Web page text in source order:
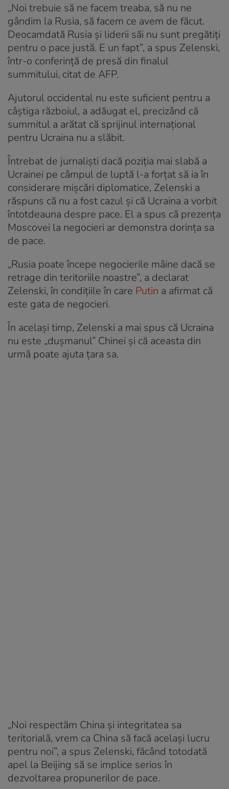
„Noi trebuie să ne facem treaba, să nu ne
gândim la Rusia, să facem ce avem de făcut.
Deocamdată Rusia şi liderii săi nu sunt pregătiţi
pentru o pace justă. E un fapt”, a spus Zelenski,
într-o conferinţă de presă din finalul
summitului, citat de AFP.
Ajutorul occidental nu este suficient pentru a
câştiga războiul, a adăugat el, precizând că
summitul a arătat că sprijinul internaţional
pentru Ucraina nu a slăbit.
Întrebat de jurnaliști dacă poziţia mai slabă a
Ucrainei pe câmpul de luptă l-a forţat să ia în
considerare mişcări diplomatice, Zelenski a
răspuns că nu a fost cazul şi că Ucraina a vorbit
întotdeauna despre pace. El a spus că prezenţa
Moscovei la negocieri ar demonstra dorinţa sa
de pace.
„Rusia poate începe negocierile mâine dacă se
retrage din teritoriile noastre”, a declarat
Zelenski, în condiţiile în care Putin a afirmat că
este gata de negocieri.
În același timp, Zelenski a mai spus că Ucraina
nu este „duşmanul” Chinei şi că aceasta din
urmă poate ajuta ţara sa.
„Noi respectăm China şi integritatea sa
teritorială, vrem ca China să facă acelaşi lucru
pentru noi”, a spus Zelenski, făcând totodată
apel la Beijing să se implice serios în
dezvoltarea propunerilor de pace.